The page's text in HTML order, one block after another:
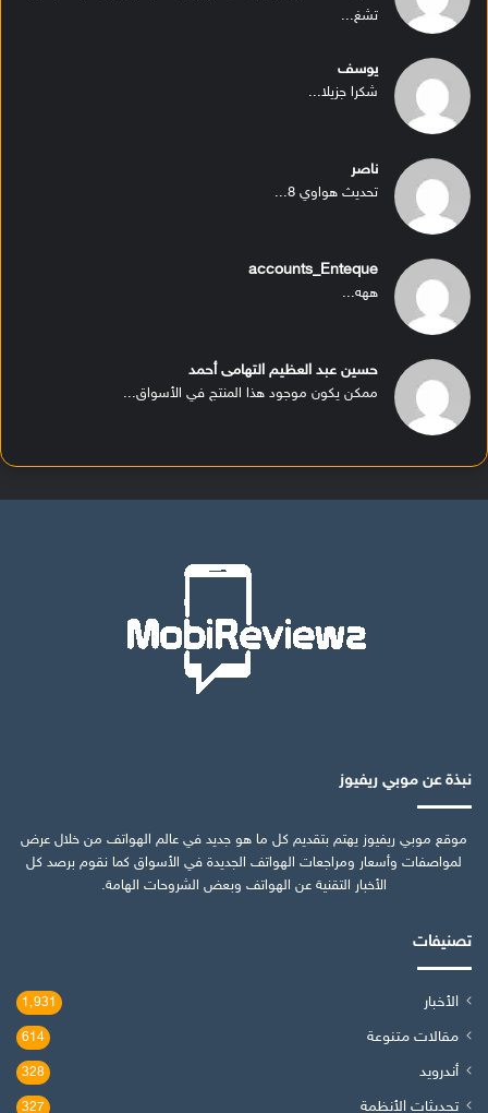
تشغ...
يوسف
شكرا جزيلا...
ناصر
تحديث هواوي 8...
accounts_Enteque
ههه...
حسين عبد العظيم التهامى أحمد
ممكن يكون موجود هذا المنتج في الأسواق...
نبذة عن موبي ريفيوز
موقع موبي ريفيوز يهتم بتقديم كل ما هو جديد في عالم الهواتف من خلال عرض
لمواصفات وأسعار ومراجعات الهواتف الجديدة في الأسواق كما نقوم برصد كل
الأخبار التقنية عن الهواتف وبعض الشروحات الهامة.
تصنيفات
الأخبار 1٬931
مقالات متنوعة 614
أندرويد 328
تحديثات الأنظمة 327